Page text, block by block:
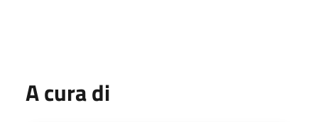
A cura di